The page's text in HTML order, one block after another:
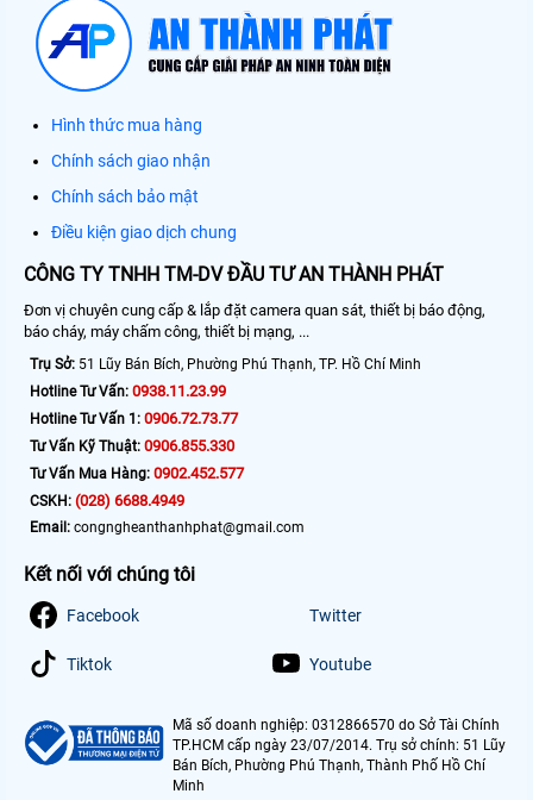
Hình thức mua hàng
Chính sách giao nhận
Chính sách bảo mật
Điều kiện giao dịch chung
CÔNG TY TNHH TM-DV ĐẦU TƯ AN THÀNH PHÁT
Đơn vị chuyên cung cấp & lắp đặt camera quan sát, thiết bị báo động,
báo cháy, máy chấm công, thiết bị mạng, ...
Trụ Sở: 51 Lũy Bán Bích, Phường Phú Thạnh, TP. Hồ Chí Minh
Hotline Tư Vấn: 0938.11.23.99
Hotline Tư Vấn 1: 0906.72.73.77
Tư Vấn Kỹ Thuật: 0906.855.330
Tư Vấn Mua Hàng: 0902.452.577
CSKH: (028) 6688.4949
Email: congngheanthanhphat@gmail.com
Kết nối với chúng tôi
Facebook Twitter
Tiktok Youtube
Mã số doanh nghiệp: 0312866570 do Sở Tài Chính
TP.HCM cấp ngày 23/07/2014. Trụ sở chính: 51 Lũy
Bán Bích, Phường Phú Thạnh, Thành Phố Hồ Chí
Minh